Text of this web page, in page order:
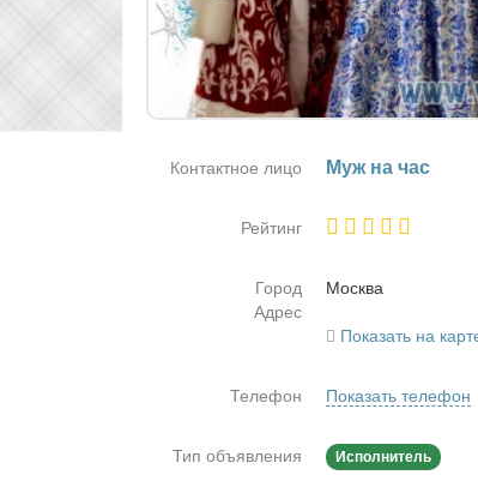
Контактное лицо Муж на час
Рейтинг
Город
Москва
Адрес
Показать на
Телефон Показать телефон
Тип объявления Исполнитель